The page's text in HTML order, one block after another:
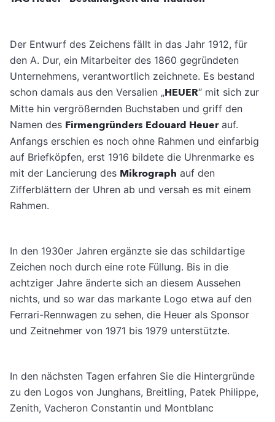
Der Entwurf des Zeichens fällt in das Jahr 1912, für
den A. Dur, ein Mitarbeiter des 1860 gegründeten
Unternehmens, verantwortlich zeichnete. Es bestand
schon damals aus den Versalien „HEUER“ mit sich zur
Mitte hin vergrößernden Buchstaben und griff den
Namen des Firmengründers Edouard Heuerauf.
Anfangs erschien es noch ohne Rahmen und einfarbig
auf Briefköpfen, erst 1916 bildete die Uhrenmarke es
mit der Lancierung des Mikrograph auf den
Zifferblättern der Uhren ab und versah es mit einem
Rahmen.
In den 1930er Jahren ergänzte sie das schildartige
Zeichen noch durch eine rote Füllung. Bis in die
achtziger Jahre änderte sich an diesem Aussehen
nichts, und so war das markante Logo etwa auf den
Ferrari-Rennwagen zu sehen, die Heuer als Sponsor
und Zeitnehmer von 1971 bis 1979 unterstützte.
In den nächsten Tagen erfahren Sie die Hintergründe
zu den Logos von Junghans, Breitling, Patek Philippe,
Zenith, Vacheron Constantin und Montblanc